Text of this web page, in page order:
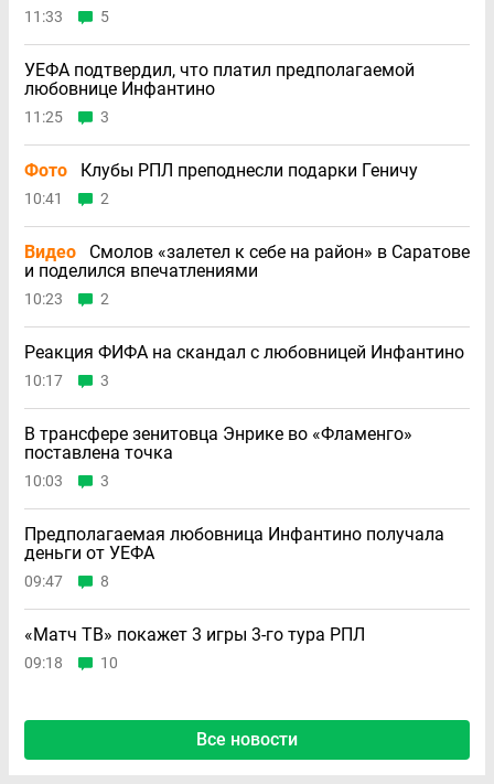
11:33 5
УЕФА подтвердил, что платил предполагаемой
любовнице Инфантино
11:25 3
Фото Клубы РПЛ преподнесли подарки Геничу
10:41 2
Видео
Смолов «залетел к себе на район» в Саратове
и поделился впечатлениями
10:23 2
Реакция ФИФА на скандал с любовницей Инфантино
10:17 3
В трансфере зенитовца Энрике во «Фламенго»
поставлена точка
10:03 3
Предполагаемая любовница Инфантино получала
деньги от УЕФА
09:47 8
«Матч ТВ» покажет 3 игры 3-го тура РПЛ
09:18 10
Все новости